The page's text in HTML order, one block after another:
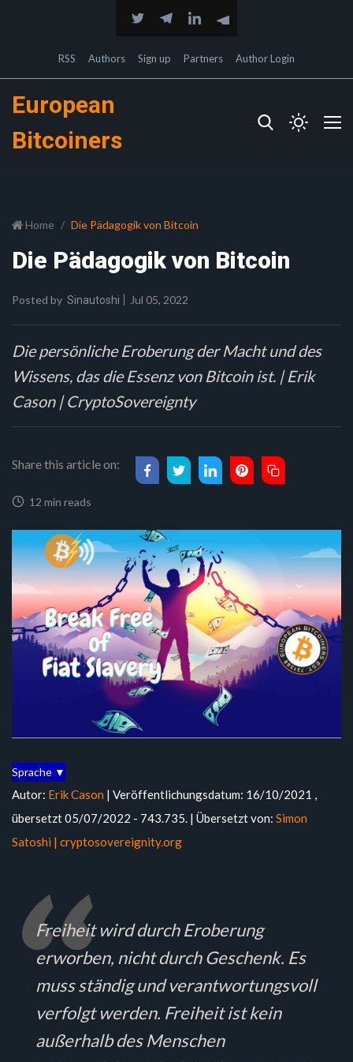
RSS Authors Sign up Partners Author Login
European
Bitcoiners
Home Die Pädagogik von Bitcoin
Die Pädagogik von Bitcoin
Posted by Sinautoshi Jul 05, 2022
Die persönliche Eroberung der Macht und des
Wissens, das die Essenz von Bitcoin ist. | Erik
Cason | CryptoSovereignty
Share this article on:
12 min reads
Sprache ▼
Autor: Erik Cason | Veröffentlichungsdatum: 16/10/2021 ,
übersetzt 05/07/2022 - 743.735. | Übersetzt von: Simon
Satoshi | cryptosovereignity.org
Freiheit wird durch Eroberung
erworben, nicht durch Geschenk. Es
muss ständig und verantwortungsvoll
verfolgt werden. Freiheit ist kein
außerhalb des Menschen